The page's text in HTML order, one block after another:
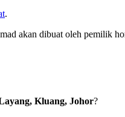
.
akan dibuat oleh pemilik
Kluang, Johor?